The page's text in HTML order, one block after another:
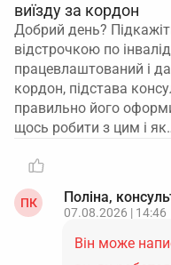
виїзду за кордон
Добрий день?
відстрочкою по
працевлаштований і
кордон, підстава
правильно його
щось робити з цим і
ПК Поліна,
07.08.2026 | 14:46
Він може